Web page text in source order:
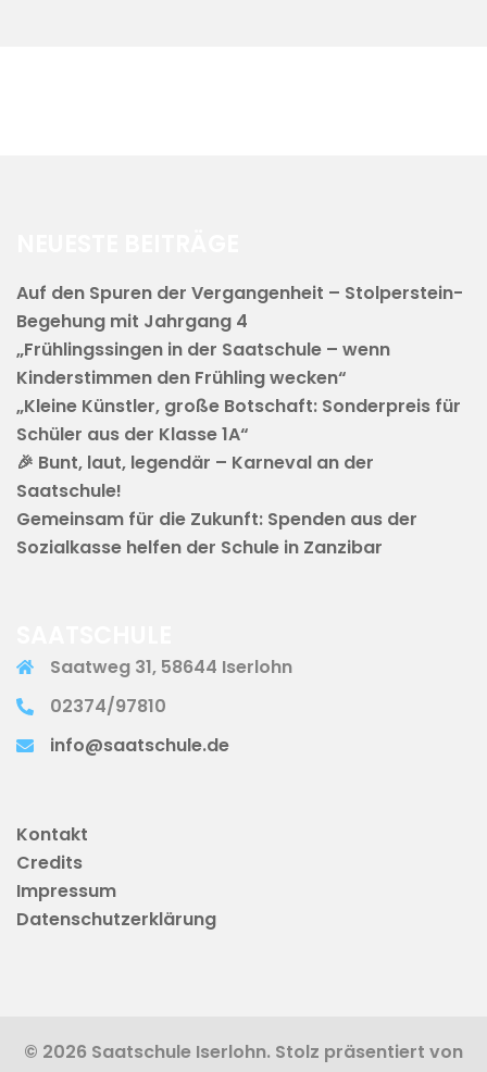
Auf den Spuren der Vergangenheit – Stolperstein-
Begehung mit Jahrgang 4
„Frühlingssingen in der Saatschule – wenn
Kinderstimmen den Frühling wecken“
„Kleine Künstler, große Botschaft: Sonderpreis für
Schüler aus der Klasse 1A“
🎉 Bunt, laut, legendär – Karneval an der
Saatschule!
Gemeinsam für die Zukunft: Spenden aus der
Sozialkasse helfen der Schule in Zanzibar
Saatweg 31, 58644 Iserlohn
02374/97810
info@saatschule.de
Kontakt
Credits
Impressum
Datenschutzerklärung
© 2026 Saatschule Iserlohn. Stolz präsentiert von